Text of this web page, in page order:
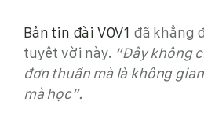
Bản tin đài VOV1 đã khẳng
tuyệt vời này. “Đây không
đơn thuần mà là không
mà học”.